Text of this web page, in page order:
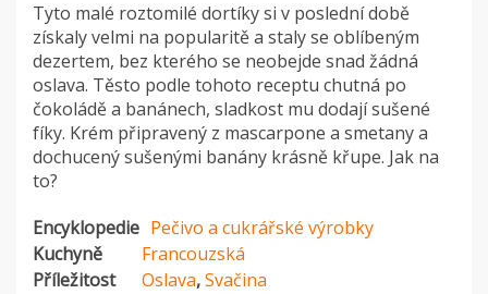
Tyto malé roztomilé dortíky si v poslední době
získaly velmi na popularitě a staly se oblíbeným
dezertem, bez kterého se neobejde snad žádná
oslava. Těsto podle tohoto receptu chutná po
čokoládě a banánech, sladkost mu dodají sušené
fíky. Krém připravený z mascarpone a smetany a
dochucený sušenými banány krásně křupe. Jak na
to?
Encyklopedie Pečivo a cukrářské výrobky
Kuchyně
Francouzská
Příležitost
Oslava,Svačina